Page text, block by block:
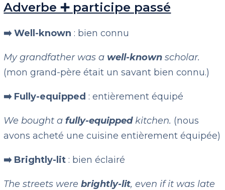
Adverbe ➕ participe passé
➡️ Well-known : bien connu
My grandfather was a well-known scholar.
(mon grand-père était un savant bien connu.)
➡️ Fully-equipped : entièrement équipé
We bought afully-equippedkitchen. (nous
avons acheté une cuisine entièrement équipée)
➡️ Brightly-lit : bien éclairé
The streets werebrightly-lit, even if it was late